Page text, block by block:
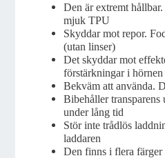
Den är extremt
mjuk TPU
Skyddar mot repor.
(utan linser)
Det skyddar mot
förstärkningar i hörnen
Bekväm att använda.
Bibehåller
under lång tid
Stör inte trådlös
laddaren
Den finns i flera färger